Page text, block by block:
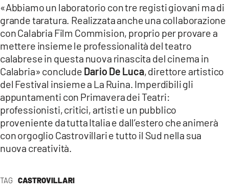
TAG CASTROVILLARI
«Abbiamo un laboratorio con tre registi giovani ma di
grande taratura. Realizzata anche una collaborazione
con Calabria Film Commision, proprio per provare a
mettere insieme le professionalità del teatro
calabrese in questa nuova rinascita del cinema in
Calabria» conclude Dario De Luca, direttore artistico
del Festival insieme a La Ruina. Imperdibili gli
appuntamenti con Primavera dei Teatri:
professionisti, critici, artisti e un pubblico
proveniente da tutta Italia e dall’estero che animerà
con orgoglio Castrovillari e tutto il Sud nella sua
nuova creatività.